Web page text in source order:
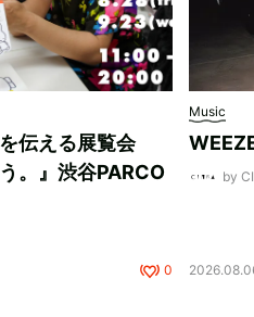
伝える展覧会
。』渋谷PARCO
0
Music
by